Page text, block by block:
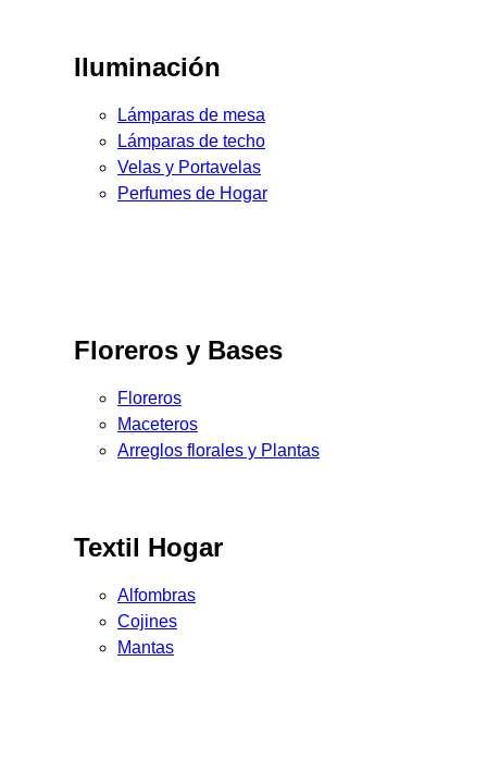
Iluminación
Lámparas de mesa
Lámparas de techo
Velas y Portavelas
Perfumes de Hogar
Floreros y Bases
Floreros
Maceteros
Arreglos florales y Plantas
Textil Hogar
Alfombras
Cojines
Mantas